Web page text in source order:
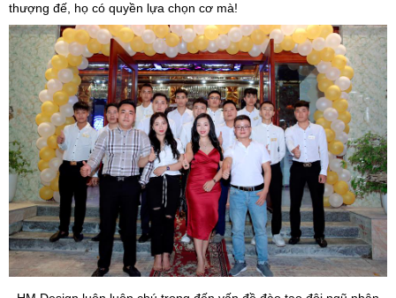
thượng đế, họ có quyền lựa chọn cơ mà!